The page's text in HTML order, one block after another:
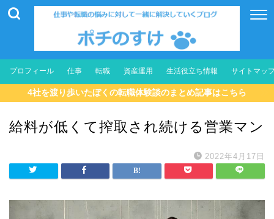
プロフィール 仕事 転職 資産運用 生活役立ち情報 サイトマッ
4社を渡り歩いたぼくの転職体験談のまとめ記事はこちら
給料が低くて搾取され続ける営業マン
2022年4月17日